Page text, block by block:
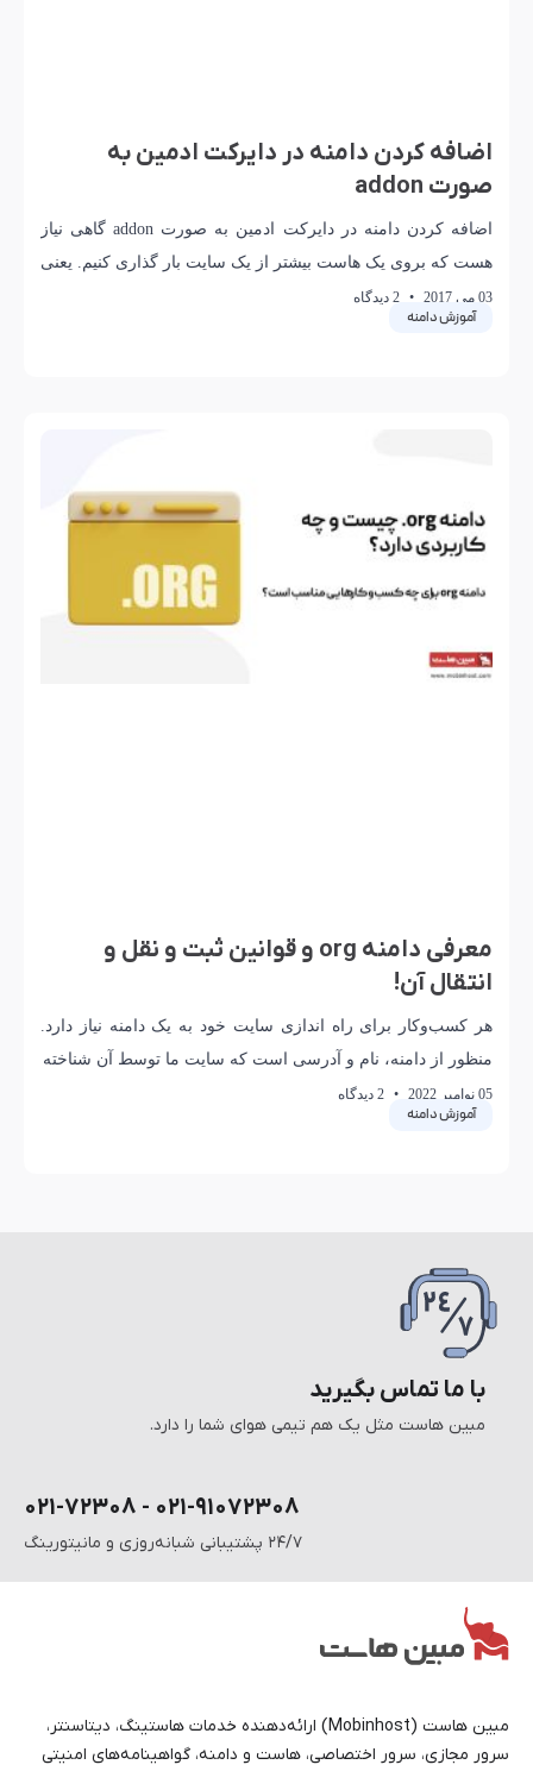
آموزش دامنه
اضافه کردن دامنه در دایرکت ادمین به
صورت addon
اضافه کردن دامنه در دایرکت ادمین به صورت addon گاهی نیاز
هست که بروی یک هاست بیشتر از یک سایت بار گذاری کنیم. یعنی
در
03 می 2017
آموزش دامنه
معرفی دامنه org و قوانین ثبت و نقل و
انتقال آن!
هر کسب‌و‌کار برای راه اندازی سایت خود به یک دامنه نیاز دارد.
منظور از دامنه، نام و آدرسی است که سایت ما توسط آن شناخته
05 نوامبر 2022
با ما تماس بگیرید
مبین هاست مثل یک هم تیمی هوای شما را دارد.
۰۲۱-۹۱۰۷۲۳۰۸ - ۰۲۱-۷۲۳۰۸
۲۴/۷ پشتیبانی شبانه‌روزی و مانیتورینگ
مبین هاست (Mobinhost) ارائه‌دهنده خدمات هاستینگ، دیتاسنتر،
سرور مجازی، سرور اختصاصی، هاست و دامنه، گواهینامه‌های امنیتی